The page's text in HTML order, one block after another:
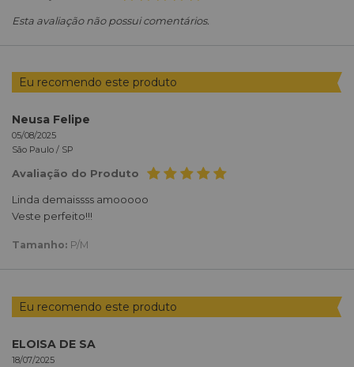
Esta avaliação não possui comentários.
Eu recomendo este produto
Neusa Felipe
05/08/2025
São Paulo / SP
Avaliação do Produto
Linda demaissss amooooo
Veste perfeito!!!
Tamanho: P/M
Eu recomendo este produto
ELOISA DE SA
18/07/2025